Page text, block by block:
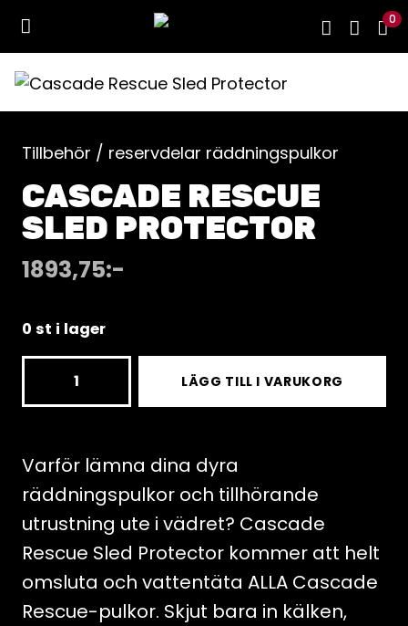
0
Tillbehör / reservdelar räddningspulkor
CASCADE RESCUE
SLED PROTECTOR
1893,75:-
0 st i lager
Protector
mängd
LÄGG TILL I VARUKORG
Varför lämna dina dyra
räddningspulkor och tillhörande
utrustning ute i vädret? Cascade
Rescue Sled Protector kommer att helt
omsluta och vattentäta ALLA Cascade
Rescue-pulkor. Skjut bara in kälken,